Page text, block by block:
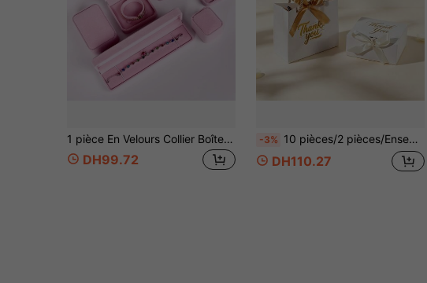
1 pièce En Velours Collier Boîte Pendentif Boîte Boîte De Bague Boucles D'oreilles Boîte Bracelet Boîte Pour Emballage De Bijoux
DH99.72
-3% 10 pièces/2 pièces/Ensemble de boîte cadeau de remerciement blanche de luxe & sac en papier, boîte d'emballage élégante avec nœud en ruban pour les faveurs de mariage, bijoux, bonbons et petits cadeaux
DH110.27